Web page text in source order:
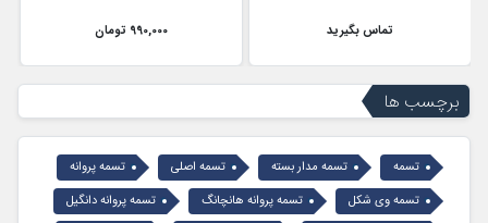
تماس بگیرید 990,000 تومان
برچسب ها
تسمه تسمه مدار بسته تسمه اصلی
تسمه پروانه
تسمه وی شکل
تسمه پروانه هانچانگ
تسمه پروانه دانگیل